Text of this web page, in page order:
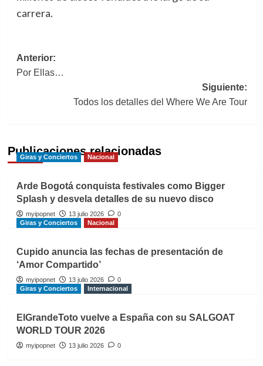
carrera.
Navegación
de
entradas
Anterior:
Por Ellas…
Siguiente:
Todos los detalles del Where We Are Tour
Publicaciones relacionadas
Giras y Conciertos Nacional
Arde Bogotá conquista festivales como Bigger
Splash y desvela detalles de su nuevo disco
myipopnet 13 julio 2026
0
Giras y Conciertos
Nacional
Cupido anuncia las fechas de presentación de
‘Amor Compartido’
myipopnet 13 julio 2026
0
Giras y Conciertos
Internacional
ElGrandeToto vuelve a España con su SALGOAT
WORLD TOUR 2026
myipopnet 13 julio 2026 0